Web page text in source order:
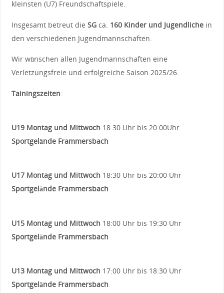
kleinsten (U7) Freundschaftspiele.
Insgesamt betreut die SGca. 160 Kinder und Jugendlichein
den verschiedenen Jugendmannschaften.
Wir wünschen allen Jugendmannschaften eine
Verletzungsfreie und erfolgreiche Saison 2025/26.
Tainingszeiten:
U19 Montag und Mittwoch 18:30 Uhr bis 20:00Uhr
Sportgelände Frammersbach
U17 Montag und Mittwoch 18:30 Uhr bis 20:00 Uhr
Sportgelände Frammersbach
U15 Montag und Mittwoch 18:00 Uhr bis 19:30 Uhr
Sportgelände Frammersbach
U13 Montag und Mittwoch 17:00 Uhr bis 18:30 Uhr
Sportgelände Frammersbach